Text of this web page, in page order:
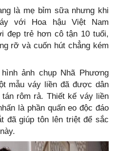
là mẹ bỉm sữa nhưng khi
với Hoa hậu Việt Nam
đẹp trẻ hơn cô tận 10 tuổi,
rỡ và cuốn hút chẳng kém
ảnh chụp Nhã Phương
mẫu váy liền đã được dân
rôm rả. Thiết kế váy liền
là phần quấn eo độc đáo
đã giúp tôn lên triệt để sắc